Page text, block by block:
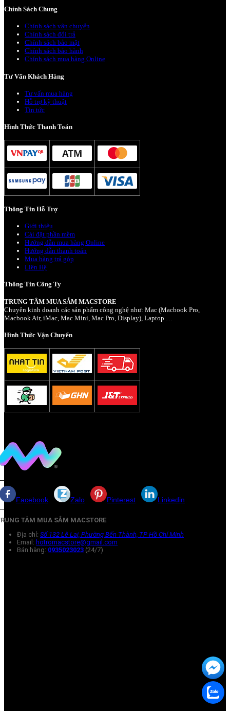
Chính Sách Chung
Chính sách vận chuyển
Chính sách đổi trả
Chính sách bảo mật
Chính sách bảo hành
Chính sách mua hàng Online
Tư Vấn Khách Hàng
Tư vấn mua hàng
Hỗ trợ kỹ thuật
Tin tức
Hình Thức Thanh Toán
Thông Tin Hỗ Trợ
Giới thiệu
Cài đặt phần mềm
Hướng dẫn mua hàng Online
Hướng dẫn thanh toán
Mua hàng trả góp
Liên Hệ
Thông Tin Công Ty
TRUNG TÂM MUA SẮM MACSTORE
Chuyên kinh doanh các sản phẩm công nghệ như: Mac (Macbook Pro,
Macbook Air, iMac, Mac Mini, Mac Pro, Display), Laptop …
Hình Thức Vận Chuyển
Facebook Zalo Pinterest Linkedin
TÂM MUA SẮM MACSTORE
Địa chỉ: Số 132 Lê Lai, Phường Bến Thành, TP Hồ Chí Minh
Email: hotromacstore@gmail.com
Bán hàng: 0935023023 (24/7)